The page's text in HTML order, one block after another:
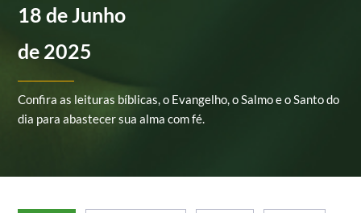
18 de Junho
de 2025
Confira as leituras bíblicas, o Evangelho, o Salmo e o Santo do
dia para abastecer sua alma com fé.